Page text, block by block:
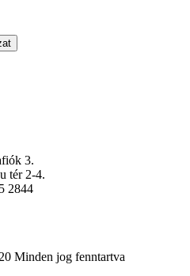
3.
tér 2-4.
2844
Minden jog fenntartva